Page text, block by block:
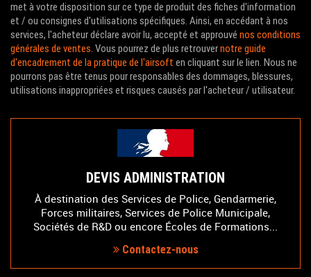
met à votre disposition sur ce type de produit des fiches d'information
et / ou consignes d'utilisations spécifiques. Ainsi, en accédant à nos
services, l'acheteur déclare avoir lu, accepté et approuvé nos conditions
générales de ventes. Vous pourrez de plus retrouvernotre guide
d'encadrement de la pratique de l'airsoft en cliquant sur le lien. Nous ne
pourrons pas être tenus pour responsables des dommages, blessures,
utilisations inappropriées et risques causés par l'acheteur / utilisateur.
DEVIS ADMINISTRATION
À destination des Services de Police, Gendarmerie,
Forces militaires, Services de Police Municipale,
Sociétés de R&D ou encore Écoles de Formations...
Contactez-nous